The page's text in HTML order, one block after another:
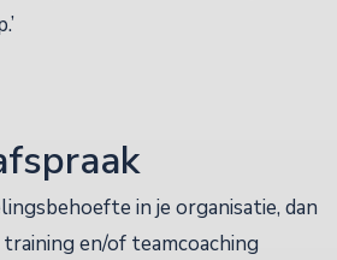
in je organisatie, dan
en/of teamcoaching